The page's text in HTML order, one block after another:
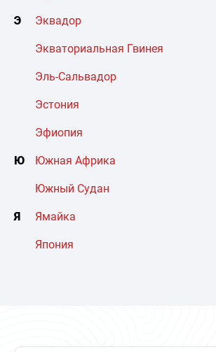
Э Эквадор
Экваториальная Гвинея
Эль-Сальвадор
Эстония
Эфиопия
Ю Южная Африка
Южный Судан
Я Ямайка
Япония